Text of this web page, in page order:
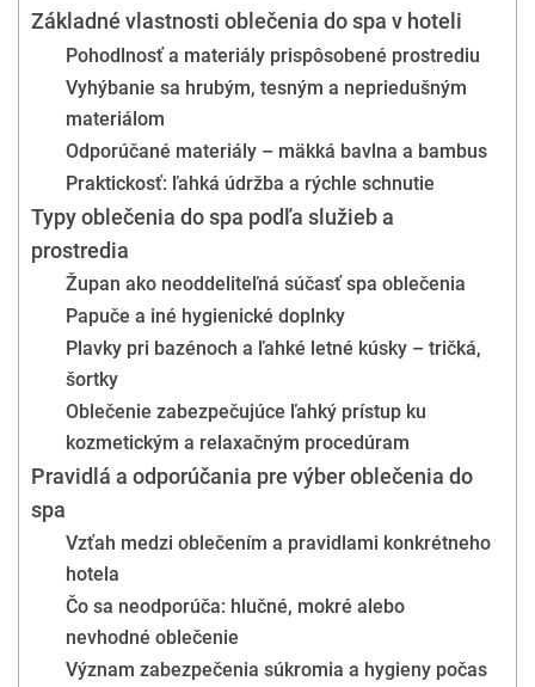
Základné vlastnosti oblečenia do spa v hoteli
Pohodlnosť a materiály prispôsobené prostrediu
Vyhýbanie sa hrubým, tesným a nepriedušným
materiálom
Odporúčané materiály – mäkká bavlna a bambus
Praktickosť: ľahká údržba a rýchle schnutie
Typy oblečenia do spa podľa služieb a
prostredia
Župan ako neoddeliteľná súčasť spa oblečenia
Papuče a iné hygienické doplnky
Plavky pri bazénoch a ľahké letné kúsky – tričká,
šortky
Oblečenie zabezpečujúce ľahký prístup ku
kozmetickým a relaxačným procedúram
Pravidlá a odporúčania pre výber oblečenia do
spa
Vzťah medzi oblečením a pravidlami konkrétneho
hotela
Čo sa neodporúča: hlučné, mokré alebo
nevhodné oblečenie
Význam zabezpečenia súkromia a hygieny počas